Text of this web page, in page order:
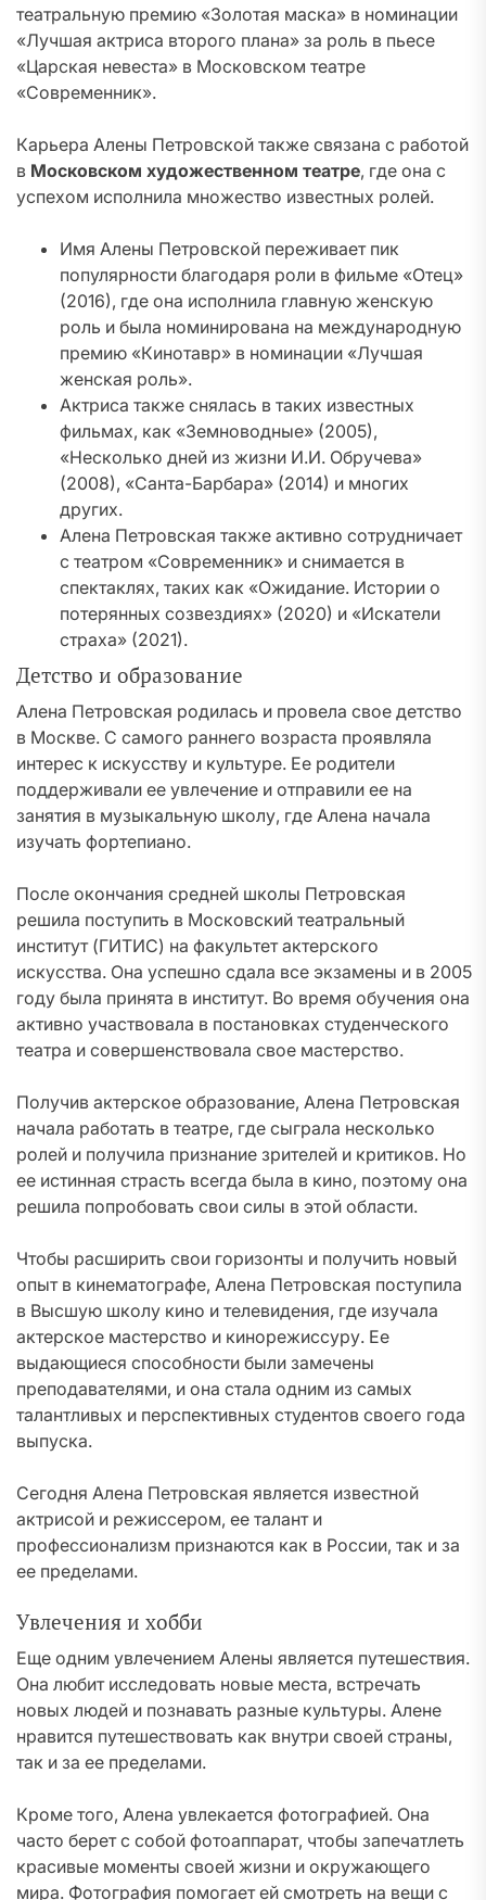
театральную премию «Золотая маска» в номинации
«Лучшая актриса второго плана» за роль в пьесе
«Царская невеста» в Московском театре
«Современник».
Карьера Алены Петровской также связана с работой
в Московском художественном театре, где она с
успехом исполнила множество известных ролей.
Имя Алены Петровской переживает пик
популярности благодаря роли в фильме «Отец»
(2016), где она исполнила главную женскую
роль и была номинирована на международную
премию «Кинотавр» в номинации «Лучшая
женская роль».
Актриса также снялась в таких известных
фильмах, как «Земноводные» (2005),
«Несколько дней из жизни И.И. Обручева»
(2008), «Санта-Барбара» (2014) и многих
других.
Алена Петровская также активно сотрудничает
с театром «Современник» и снимается в
спектаклях, таких как «Ожидание. Истории о
потерянных созвездиях» (2020) и «Искатели
страха» (2021).
Детство и образование
Алена Петровская родилась и провела свое детство
в Москве. С самого раннего возраста проявляла
интерес к искусству и культуре. Ее родители
поддерживали ее увлечение и отправили ее на
занятия в музыкальную школу, где Алена начала
изучать фортепиано.
После окончания средней школы Петровская
решила поступить в Московский театральный
институт (ГИТИС) на факультет актерского
искусства. Она успешно сдала все экзамены и в 2005
году была принята в институт. Во время обучения она
активно участвовала в постановках студенческого
театра и совершенствовала свое мастерство.
Получив актерское образование, Алена Петровская
начала работать в театре, где сыграла несколько
ролей и получила признание зрителей и критиков. Но
ее истинная страсть всегда была в кино, поэтому она
решила попробовать свои силы в этой области.
Чтобы расширить свои горизонты и получить новый
опыт в кинематографе, Алена Петровская поступила
в Высшую школу кино и телевидения, где изучала
актерское мастерство и кинорежиссуру. Ее
выдающиеся способности были замечены
преподавателями, и она стала одним из самых
талантливых и перспективных студентов своего года
выпуска.
Сегодня Алена Петровская является известной
актрисой и режиссером, ее талант и
профессионализм признаются как в России, так и за
ее пределами.
Увлечения и хобби
Еще одним увлечением Алены является путешествия.
Она любит исследовать новые места, встречать
новых людей и познавать разные культуры. Алене
нравится путешествовать как внутри своей страны,
так и за ее пределами.
Кроме того, Алена увлекается фотографией. Она
часто берет с собой фотоаппарат, чтобы запечатлеть
красивые моменты своей жизни и окружающего
мира. Фотография помогает ей смотреть на вещи с